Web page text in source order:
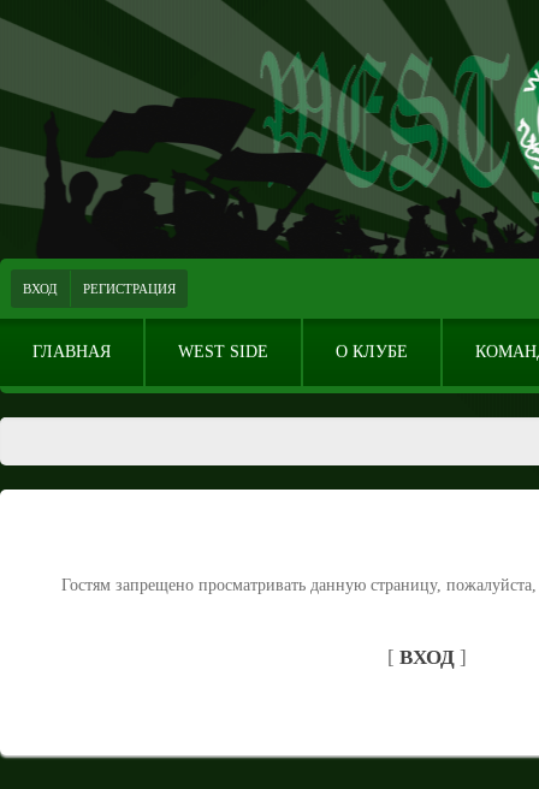
ВХОД РЕГИСТРАЦИЯ
ГЛАВНАЯ WEST SIDE О КЛУБЕ
Гостям запрещено просматривать данную страницу,
[ ВХОД ]